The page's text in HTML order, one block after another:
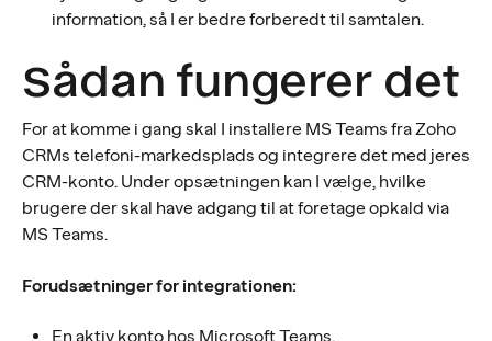
information, så I er bedre forberedt til samtalen.
Sådan fungerer det
For at komme i gang skal I installere MS Teams fra Zoho
CRMs telefoni-markedsplads og integrere det med jeres
CRM-konto. Under opsætningen kan I vælge, hvilke
brugere der skal have adgang til at foretage opkald via
MS Teams.
Forudsætninger for integrationen:
En aktiv konto hos Microsoft Teams.